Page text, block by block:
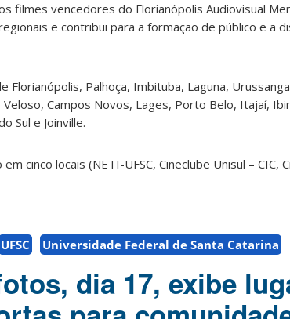
filmes vencedores do Florianópolis Audiovisual
e contribui para a formação de público e a
Florianópolis, Palhoça, Imbituba, Laguna,
Veloso, Campos Novos, Lages, Porto Belo, Itajaí,
Sul e Joinville.
cinco locais (NETI-UFSC, Cineclube Unisul – CIC,
UFSC Universidade Federal de Santa Catarina
dia 17, exibe